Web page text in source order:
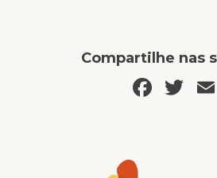
Compartilhe nas